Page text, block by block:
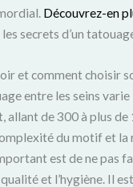
Découvrez-en
secrets d’un
et comment choisir
entre les seins varie
allant de 300 à plus de
du motif et la
est de ne pas
et l’hygiène. Il